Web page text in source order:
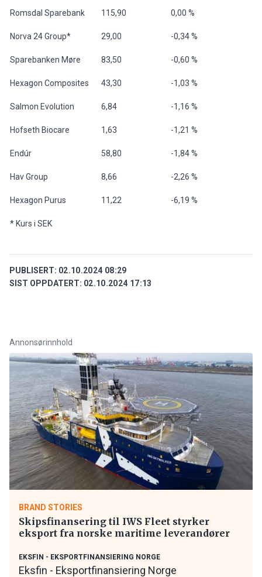
Romsdal Sparebank 115,90 0,00 %
Norva 24 Group* 29,00 -0,34 %
Sparebanken Møre 83,50 -0,60 %
Hexagon Composites 43,30 -1,03 %
Salmon Evolution 6,84 -1,16 %
Hofseth Biocare 1,63 -1,21 %
Endúr 58,80 -1,84 %
Hav Group 8,66 -2,26 %
Hexagon Purus 11,22 -6,19 %
* Kurs i SEK
PUBLISERT: 02.10.2024 08:29
SIST OPPDATERT: 02.10.2024 17:13
Annonsørinnhold
BRAND STORIES
Skipsfinansering til IWS Fleet styrker
eksport fra norske maritime leverandører
EKSFIN - EKSPORTFINANSIERING NORGE
Eksfin - Eksportfinansiering Norge